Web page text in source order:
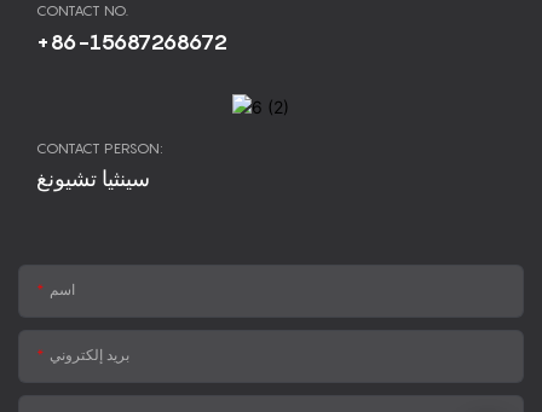
CONTACT NO.
+86-15687268672
CONTACT PERSON:
سينثيا تشيونغ
اسم
بريد إلكتروني